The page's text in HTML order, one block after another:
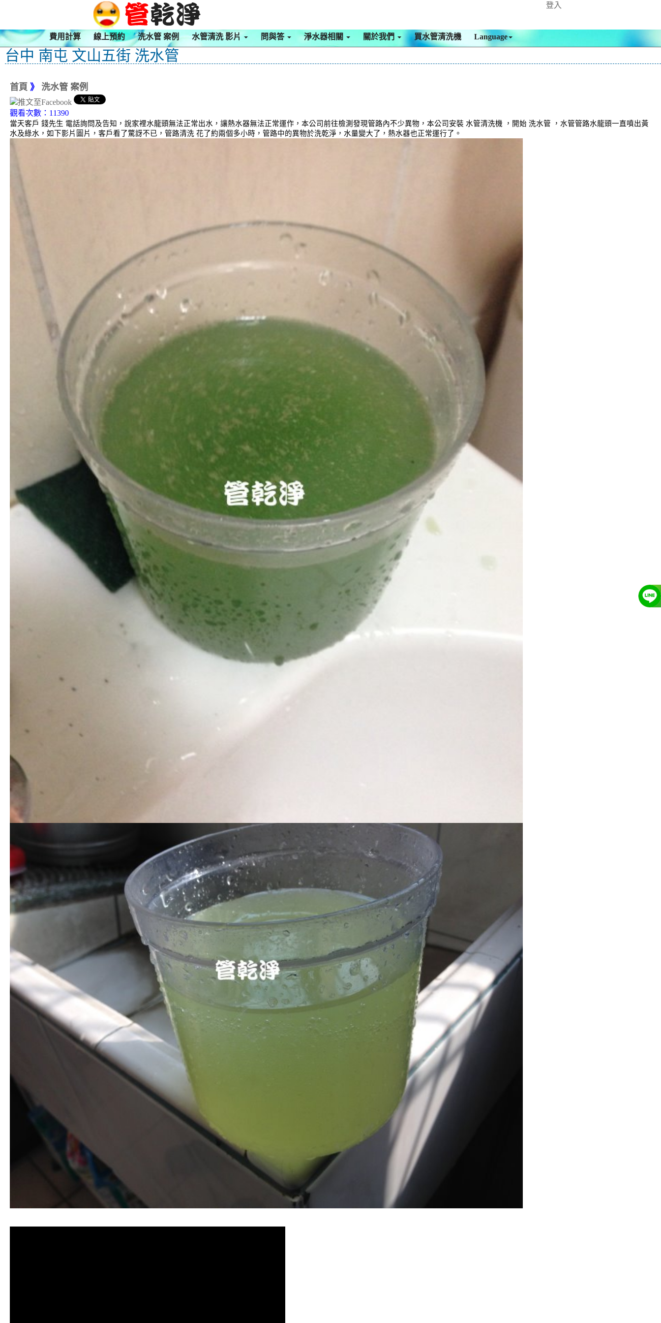
登入
費用計算 線上預約 洗水管 案例 水管清洗 影片 問與答 淨水器相關 關於我們 買水管清洗機 Language
台中 南屯 文山五街 洗水管
首頁 》 洗水管 案例
觀看次數：11390
當天客戶 錢先生 電話詢問及告知，說家裡水龍頭無法正常出水，讓熱水器無法正常運作，本公司前往檢測發現管路內不少異物，本公司安裝 水管清洗機 ，開始 洗水管 ，水管管路水龍頭一直噴出黃
水及綠水，如下影片圖片，客戶看了驚訝不已，管路清洗 花了約兩個多小時，管路中的異物於洗乾淨，水量變大了，熱水器也正常運行了。